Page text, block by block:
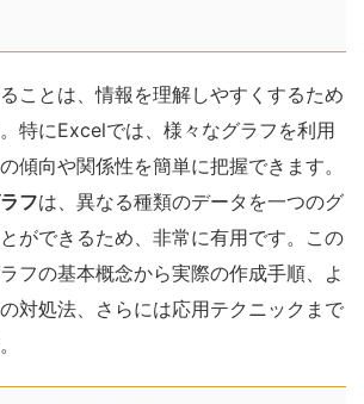
ことは、情報を理解しやすくするため
特にExcelでは、様々なグラフを利用
傾向や関係性を簡単に把握できます。
フは、異なる種類のデータを一つのグ
ができるため、非常に有用です。この
フの基本概念から実際の作成手順、よ
対処法、さらには応用テクニックまで